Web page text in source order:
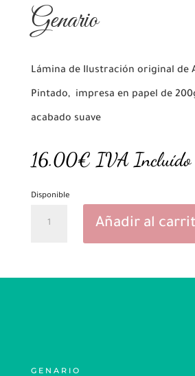
Genario
Lámina de Ilustración original de
Pintado, impresa en papel de
acabado suave
16.00€ IVA Incluído
Disponible
cantidad
Añadir al
GENARIO